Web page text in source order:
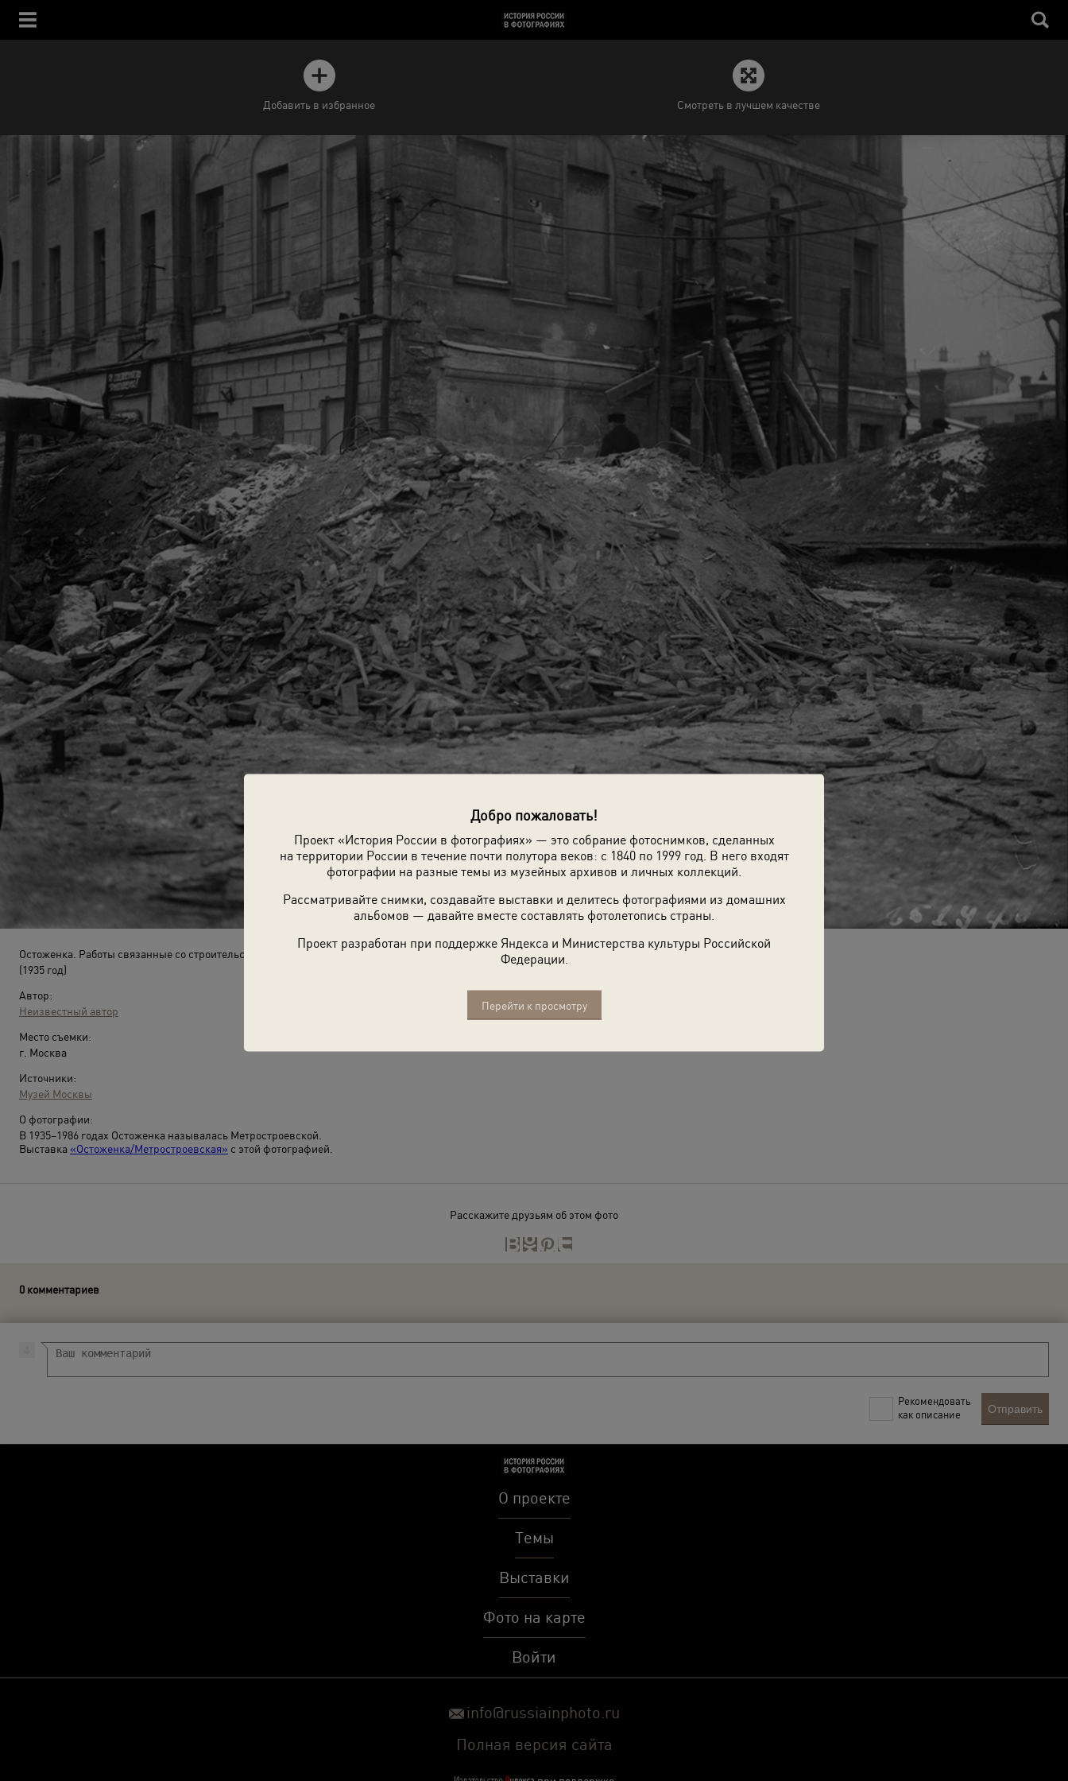
Добро пожаловать!
Проект «История России в фотографиях» — это собрание фотоснимков, сделанных
на территории России в течение почти полутора веков: с 1840 по 1999 год. В него входят
фотографии на разные темы из музейных архивов и личных коллекций.
Рассматривайте снимки, создавайте выставки и делитесь фотографиями из домашних
альбомов — давайте вместе составлять фотолетопись страны.
Проект разработан при поддержке Яндекса и Министерства культуры Российской
Федерации.
Перейти к просмотру
Добавить в избранное Смотреть в лучшем качестве
Остоженка. Работы связанные со строительством метро
(1935 год)
Автор:
Неизвестный автор
Место съемки:
г. Москва
Источники:
Музей Москвы
О фотографии:
В 1935–1986 годах Остоженка называлась Метростроевской.
Выставка «Остоженка/Метростроевская» с этой фотографией.
Расскажите друзьям об этом фото
0 комментариев
Рекомендовать
как описание
Отправить
О проекте
Темы
Выставки
Фото на карте
Войти
info@russiainphoto.ru
Полная версия сайта